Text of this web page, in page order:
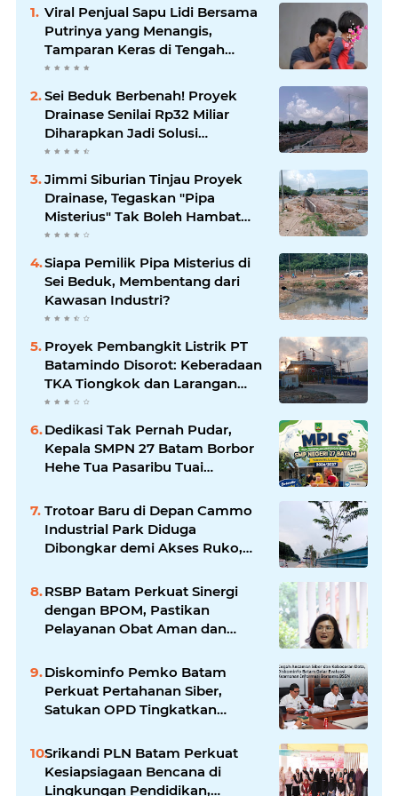
Viral Penjual Sapu Lidi Bersama
Putrinya yang Menangis,
Tamparan Keras di Tengah
Maraknya Korupsi
Sei Beduk Berbenah! Proyek
Drainase Senilai Rp32 Miliar
Diharapkan Jadi Solusi
Permanen Atasi Banjir
Jimmi Siburian Tinjau Proyek
Drainase, Tegaskan "Pipa
Misterius" Tak Boleh Hambat
Pembangunan di Sei Beduk
Siapa Pemilik Pipa Misterius di
Sei Beduk, Membentang dari
Kawasan Industri?
Proyek Pembangkit Listrik PT
Batamindo Disorot: Keberadaan
TKA Tiongkok dan Larangan
Liputan Wartawan Jadi
Perhatian
Dedikasi Tak Pernah Pudar,
Kepala SMPN 27 Batam Borbor
Hehe Tua Pasaribu Tuai
Trotoar Baru di Depan Cammo
Industrial Park Diduga
Dibongkar demi Akses Ruko,
RSBP Batam Perkuat Sinergi
dengan BPOM, Pastikan
Pelayanan Obat Aman dan
Diskominfo Pemko Batam
Perkuat Pertahanan Siber,
Satukan OPD Tingkatkan
Pemerintah
Srikandi PLN Batam Perkuat
Kesiapsiagaan Bencana di
Lingkungan Pendidikan,